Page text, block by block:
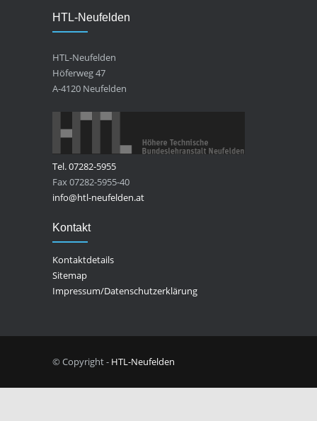
HTL-Neufelden
HTL-Neufelden
Höferweg 47
A-4120 Neufelden
Tel. 07282-5955
Fax 07282-5955-40
info@htl-neufelden.at
Kontakt
Kontaktdetails
Sitemap
Impressum/Datenschutzerklärung
© Copyright - HTL-Neufelden